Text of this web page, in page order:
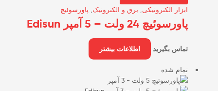
ابزار الکترونیکی برق و الکترونیک پاورسوئیچ
پاورسوئیچ 24 ولت – 5 آمپر Edisun
تماس بگیرید اطلاعات بیشتر
تمام شده